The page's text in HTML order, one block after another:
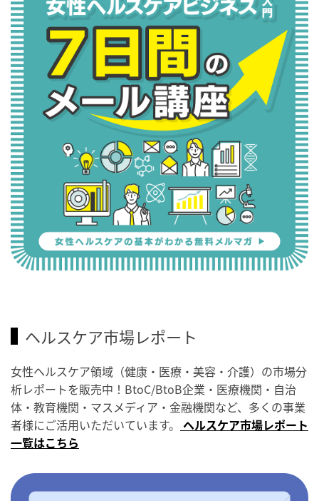
ヘルスケア市場レポート
女性ヘルスケア領域（健康・医療・美容・介護）の市場分
析レポートを販売中！BtoC/BtoB企業・医療機関・自治
体・教育機関・マスメディア・金融機関など、多くの事業
者様にご活用いただいています。 ヘルスケア市場レポート
一覧はこちら